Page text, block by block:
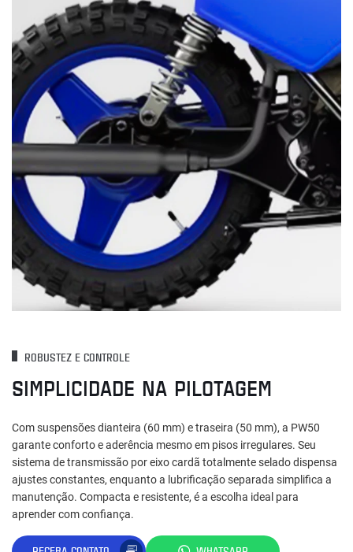
ROBUSTEZ E CONTROLE
SIMPLICIDADE NA PILOTAGEM
Com suspensões dianteira (60 mm) e traseira (50 mm), a PW50
garante conforto e aderência mesmo em pisos irregulares. Seu
sistema de transmissão por eixo cardã totalmente selado dispensa
ajustes constantes, enquanto a lubrificação separada simplifica a
manutenção. Compacta e resistente, é a escolha ideal para
aprender com confiança.